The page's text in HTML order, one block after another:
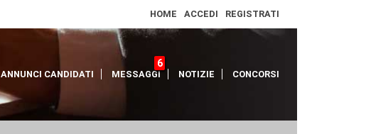
HOME ACCEDI REGISTRATI
ANNUNCI CANDIDATI
6
MESSAGGI NOTIZIE CONCORSI